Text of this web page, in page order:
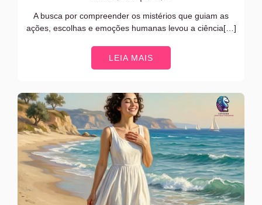
A busca por compreender os mistérios que guiam as
ações, escolhas e emoções humanas levou a ciência[…]
LEIA MAIS